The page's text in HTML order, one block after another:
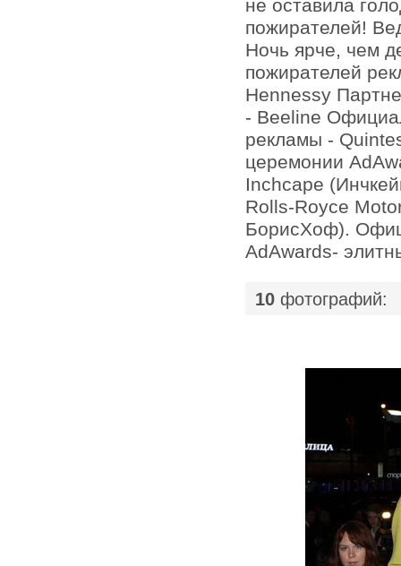
не оставила
пожирателей!
Ночь ярче, чем
пожирателей
Hennessy
- Beeline
рекламы -
церемонии
Inchcape
Rolls-Royce
БорисХоф).
AdAwards-
10 фотографий: